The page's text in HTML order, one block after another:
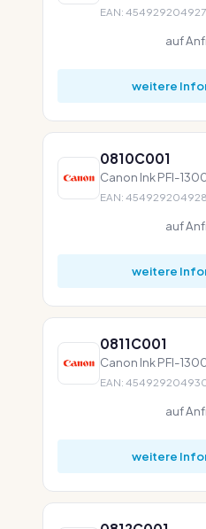
EAN:
auf
weitere
0810C001
Canon Ink PFI-
EAN:
auf
weitere
0811C001
Canon Ink PFI-
EAN:
auf
weitere